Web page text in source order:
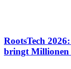
RootsTech
bringt Millionen